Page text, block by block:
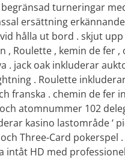
begränsad turneringar
ersättning
hålla ut bord . skjut
, Roulette , kemin de fer ,
. jack oak inkluderar
. Roulette
franska . chemin de fer
atomnummer 102
kasino lastområde ‘
Three-Card pokerspel
intåt HD med